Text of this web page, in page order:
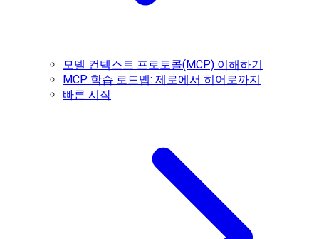
모델 컨텍스트 프로토콜(MCP) 이해하기
MCP 학습 로드맵: 제로에서 히어로까지
빠른 시작